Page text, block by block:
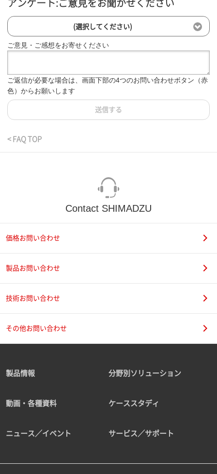
アンケート:ご意見をお聞かせください
(選択してください)
ご意見・ご感想をお寄せください
ご返信が必要な場合は、画面下部の4つのお問い合わせボタン（赤
色）からお願いします
送信する
< FAQ TOP
Contact SHIMADZU
価格お問い合わせ
製品お問い合わせ
技術お問い合わせ
その他お問い合わせ
製品情報 分野別ソリューション
動画・各種資料 ケーススタディ
ニュース／イベント サービス／サポート